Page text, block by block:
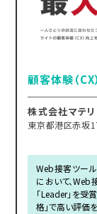
顧客体験（
株式会社マテ
東京都港区赤坂
Web接客ツール
において、Web
「Leader」を受
格」で高い評価